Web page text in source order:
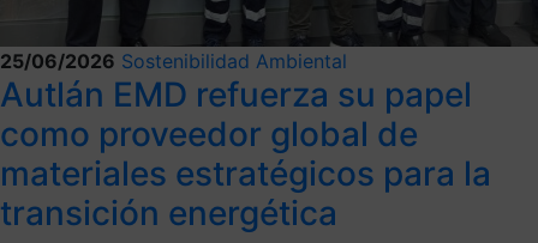
25/06/2026 Sostenibilidad Ambiental
Autlán EMD refuerza su papel
como proveedor global de
materiales estratégicos para la
transición energética